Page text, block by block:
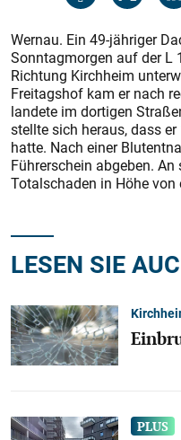
Wernau. Ein 49-jähriger
Sonntagmorgen auf der L
Richtung Kirchheim
Freitagshof kam er nach
landete im dortigen
stellte sich heraus, dass
hatte. Nach einer
Führerschein abgeben.
Totalschaden in Höhe
LESEN SIE